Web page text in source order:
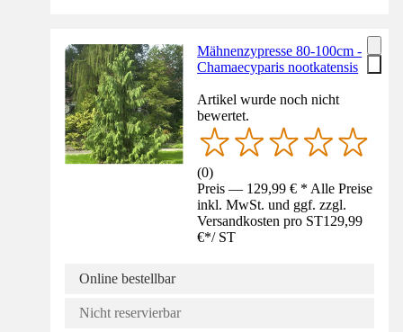
Mähnenzypresse 80-100cm -
Chamaecyparis nootkatensis
Artikel wurde noch nicht
bewertet.
(0)
Preis — 129,99 € * Alle Preise
inkl. MwSt. und ggf. zzgl.
Versandkosten pro ST129,99
€*/ ST
Online bestellbar
Nicht reservierbar